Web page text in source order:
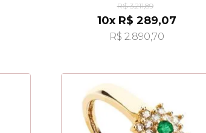
R$ 3.211,89
10x R$ 289,07
R$ 2.890,70